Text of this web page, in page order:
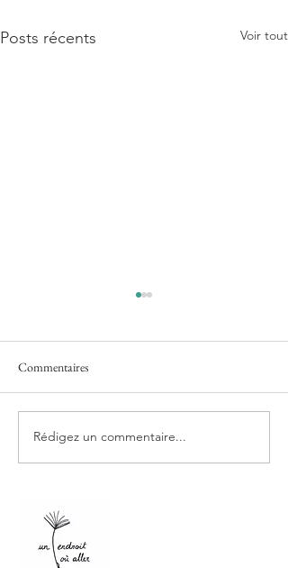
Posts récents Voir tout
Julie Vasa
Commentaires
Rédigez un commentaire...